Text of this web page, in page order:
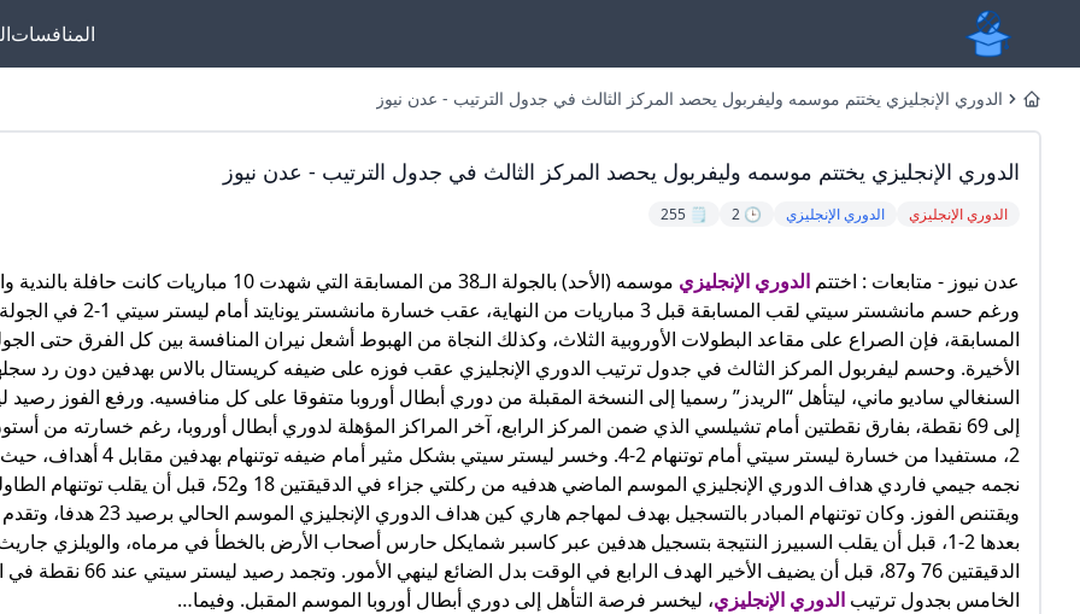
المنافسات
Homeالدوري الإنجليزي يختتم موسمه وليفربول يحصد المركز الثالث في جدول الترتيب - عدن نيوز
الدوري الإنجليزي يختتم موسمه وليفربول يحصد المركز الثالث في جدول الترتيب - عدن نيوز
الدوري الإنجليزي الدوري الإنجليزي 🕒 2
🗒️ 255
عدن نيوز - متابعات : اختتم الدوري الإنجليزي
موسمه (الأحد) بالجولة الـ38 من المسابقة التي شهدت 10 مباريات كانت حافلة
المسابقة، فإن الصراع على مقاعد البطولات الأوروبية الثلاث، وكذلك النجاة من الهبوط أشعل نيران المنافسة بين كل الفرق حتى
الأخيرة. وحسم ليفربول المركز الثالث في جدول ترتيب الدوري الإنجليزي عقب فوزه على ضيفه كريستال بالاس بهدفين دون رد
السنغالي ساديو ماني، ليتأهل “الريدز” رسميا إلى النسخة المقبلة من دوري أبطال أوروبا متفوقا على كل منافسيه. ورفع الفوز رصيد
2، مستفيدا من خسارة ليستر سيتي أمام توتنهام 2-4. وخسر ليستر سيتي بشكل
نجمه جيمي فاردي هداف الدوري الإنجليزي الموسم الماضي هدفيه من ركلتي جزاء في الدقيقتين 18 و52، قبل أن يقلب
ويقتنص الفوز. وكان توتنهام المبادر بالتسجيل بهدف لمهاجم هاري كين هداف الدوري
بعدها 2-1، قبل أن يقلب السبيرز النتيجة بتسجيل هدفين عبر كاسبر شمايكل حارس أصحاب الأرض بالخطأ في مرماه، والويلزي
الدقيقتين 76 و87، قبل أن يضيف الأخير الهدف الرابع في الوقت بدل الضائع
الخامس بجدول ترتيب الدوري الإنجليزي، ليخسر فرصة التأهل إلى دوري أبطال أوروبا الموسم المقبل. وفيما…
مصر! لو بتدور على
ليفربول
وآرسنال، وكمان أخبار
ومانشستر يونايتد
يبقى أنت في المكان
هتلاقي أحدث الأخبار،
كل الماتشات،
الدوري. كل ده وأكثر
واحد عشان تعيش
الإنجليزي يوم